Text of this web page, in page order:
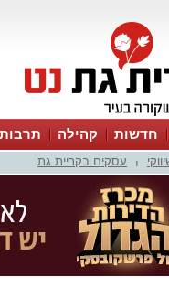
חדשות קהילה תרבות
עסקים בקריית גת